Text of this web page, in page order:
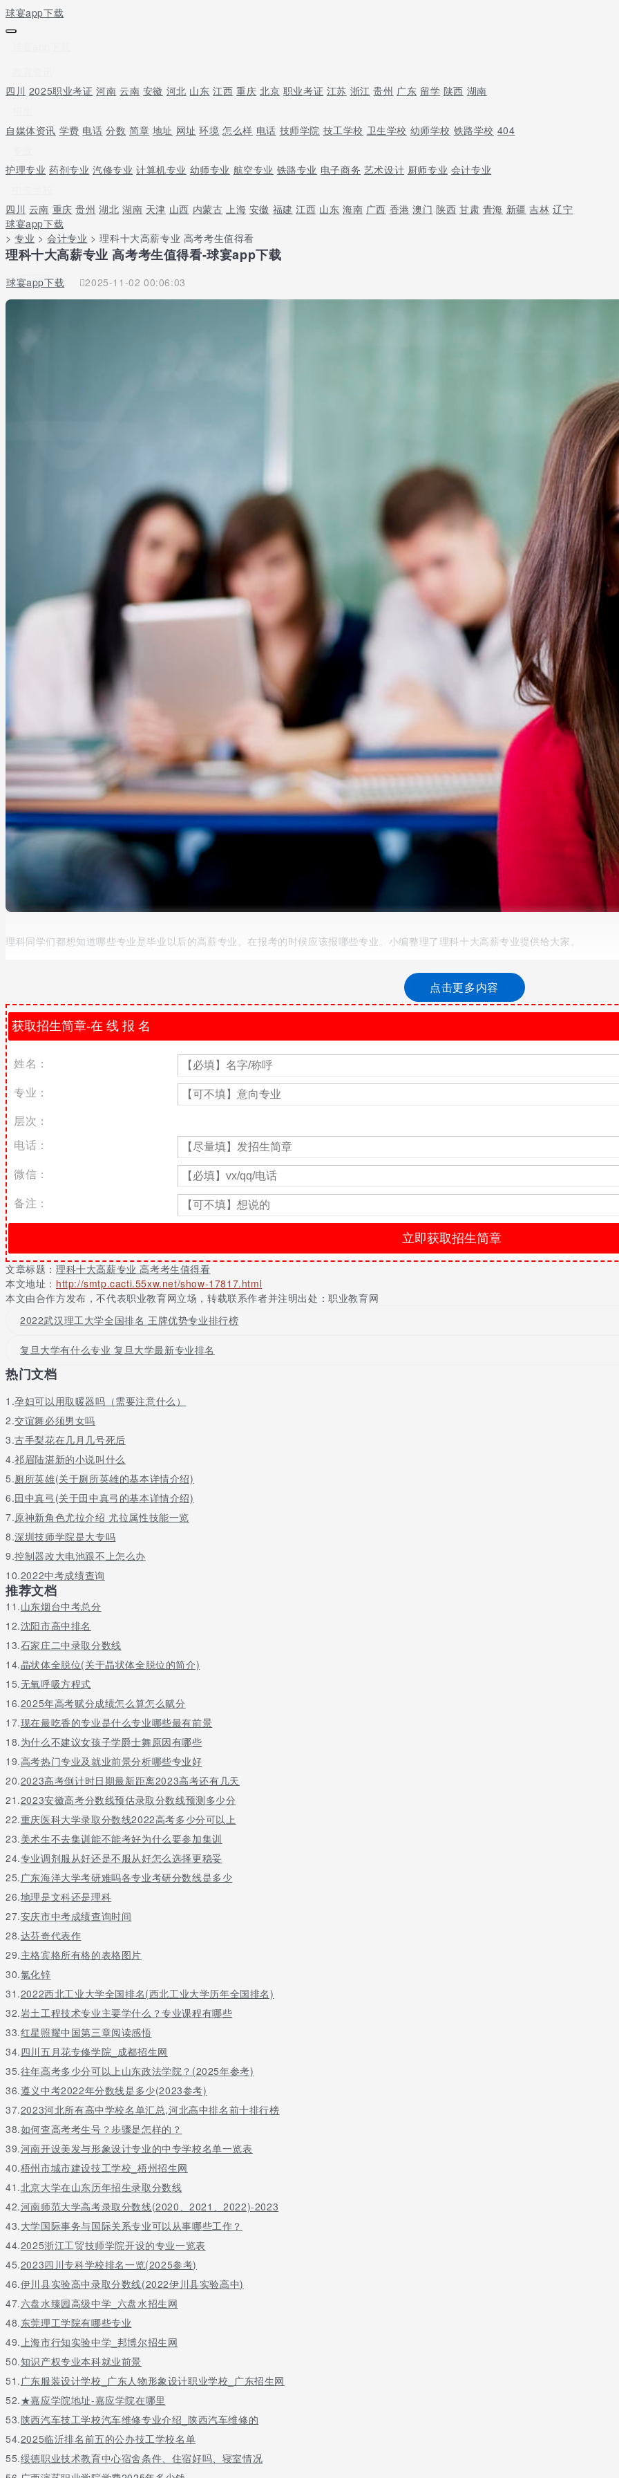
球宴app下载
四川 2025职业考证 河南 云南 安徽 河北 山东 江西 重庆 北京 职业考证 江苏 浙江 贵州 广东 留学 陕西 湖南
自媒体资讯 学费 电话 分数 简章 地址 网址 环境 怎么样 电话 技师学院 技工学校 卫生学校 幼师学校 铁路学校 404
护理专业 药剂专业 汽修专业 计算机专业 幼师专业 航空专业 铁路专业 电子商务 艺术设计 厨师专业 会计专业
四川 云南 重庆 贵州 湖北 湖南 天津 山西 内蒙古 上海 安徽 福建 江西 山东 海南 广西 香港 澳门 陕西 甘肃 青海 新疆 吉林 辽宁
球宴app下载
>专业 >会计专业 > 理科十大高薪专业 高考考生值得看
理科十大高薪专业 高考考生值得看-球宴app下载
球宴app下载 2025-11-02 00:06:03
理科同学们都想知道哪些专业是毕业以后的高薪专业。在报考的时候应该报哪些专业。小编整理了理科十大高薪专业提供给大家。
我国在铁路建设这一方面一直瑶瑶领先于其他国家，是其他国家不能比的。近几年我国铁路事业飞快发展，尤其是高铁的开通给人们的出
员。
二、
电子商务是随着物流行业的崛起以及网络技术的快速发展而出现的新兴行业，该行业的门槛比较低，不像编程行业那样有硬性的技术要求
三、生物医药研发
医药人才的薪水有多高呢？根据统计，一般医药人才平均薪资水平在15万元左右，即使是新入职的医药研发人员，薪酬也在6-8万元，高
平还在以每年10%左右的趋势增长。而这也离不开国家支持，未来医药行业将是国家战略性新兴产业，制药技术也成为未来创新的主动力
四、新媒体行业
根据数据统计，普通网站编辑月收入达到万元左右，中等职务的基本两万左右，互联网行业的迅猛发展推动了新媒体行业的蒸蒸日上。
五、律师
律师行业，本身就属于传统高薪职业，他们的社会地位以及收入水平都在较高层次。据统计，美国排名前50的律师事务所律师平均年收入
上。
六、金融专业
金融行业对人才的需求增长，从2006年底就显现出猛烈势头。各大证券、基金公司的人才需求增长，主要集中在2006年底及2007年上半
七、烹饪专业
东部沿海地区，不少烹饪专业优秀毕业生，特别是高档餐厅主厨月薪可达到8000元 以上，甚至超过本科、硕士毕业生。尽管职场上很受
专业的学生供不应求。
八、游戏开发
游戏开发专业人才供不应求的直接反映就是薪酬普遍较高。好的人才行情确实值得爱好it的学生选专业时细思量。
九、行业市场研究
目前从事这个行业的人才确实不多，这类人才的待遇通常也不低。大部分也都是从市场调查、市场营销专业过渡而来的。可以说，专业虽小
十、机械设计
目前很多机械类企业都急需人才，所需的电器工程技术人员、企业管理人员和电子元器件制造装调工等岗位在3万人以上。不管怎样，待遇
点击更多内容
姓名：
专业：
层次：
电话：
微信：
备注：
文章标题： 理科十大高薪专业 高考考生值得看
本文地址： http://smtp.cacti.55xw.net/show-17817.html
本文由合作方发布，不代表职业教育网立场，转载联系作者并注明出处：职业教育网
2022武汉理工大学全国排名 王牌优势专业排行榜
复旦大学有什么专业 复旦大学最新专业排名
热门文档
1.孕妇可以用取暖器吗（需要注意什么）
2.交谊舞必须男女吗
3.古手梨花在几月几号死后
4.祁眉陆湛新的小说叫什么
5.厕所英雄(关于厕所英雄的基本详情介绍)
6.田中真弓(关于田中真弓的基本详情介绍)
7.原神新角色尤拉介绍 尤拉属性技能一览
8.深圳技师学院是大专吗
9.控制器改大电池跟不上怎么办
10.2022中考成绩查询
推荐文档
11.山东烟台中考总分
12.沈阳市高中排名
13.石家庄二中录取分数线
14.晶状体全脱位(关于晶状体全脱位的简介)
15.无氧呼吸方程式
16.2025年高考赋分成绩怎么算怎么赋分
17.现在最吃香的专业是什么专业哪些最有前景
18.为什么不建议女孩子学爵士舞原因有哪些
19.高考热门专业及就业前景分析哪些专业好
20.2023高考倒计时日期最新距离2023高考还有几天
21.2023安徽高考分数线预估录取分数线预测多少分
22.重庆医科大学录取分数线2022高考多少分可以上
23.美术生不去集训能不能考好为什么要参加集训
24.专业调剂服从好还是不服从好怎么选择更稳妥
25. 广东海洋大学考研难吗各专业考研分数线是多少
26.地理是文科还是理科
27.安庆市中考成绩查询时间
28.达芬奇代表作
29.主格宾格所有格的表格图片
30.氯化锌
31.2022西北工业大学全国排名(西北工业大学历年全国排名)
32.岩土工程技术专业主要学什么？专业课程有哪些
33.红星照耀中国第三章阅读感悟
34.四川五月花专修学院_成都招生网
35.往年高考多少分可以上山东政法学院？(2025年参考)
36.遵义中考2022年分数线是多少(2023参考)
37.2023河北所有高中学校名单汇总,河北高中排名前十排行榜
38.如何查高考考生号？步骤是怎样的？
39.河南开设美发与形象设计专业的中专学校名单一览表
40.梧州市城市建设技工学校_梧州招生网
41.北京大学在山东历年招生录取分数线
42.河南师范大学高考录取分数线(2020、2021、2022)-2023
43.大学国际事务与国际关系专业可以从事哪些工作？
44.2025浙江工贸技师学院开设的专业一览表
45.2023四川专科学校排名一览(2025参考)
46.伊川县实验高中录取分数线(2022伊川县实验高中)
47.六盘水臻园高级中学_六盘水招生网
48.东莞理工学院有哪些专业
49. 上海市行知实验中学_邦博尔招生网
50.知识产权专业本科就业前景
51. 广东服装设计学校_广东人物形象设计职业学校_广东招生网
52.★嘉应学院地址-嘉应学院在哪里
53.陕西汽车技工学校汽车维修专业介绍_陕西汽车维修的
54.2025临沂排名前五的公办技工学校名单
55.绥德职业技术教育中心宿舍条件、住宿好吗、寝室情况